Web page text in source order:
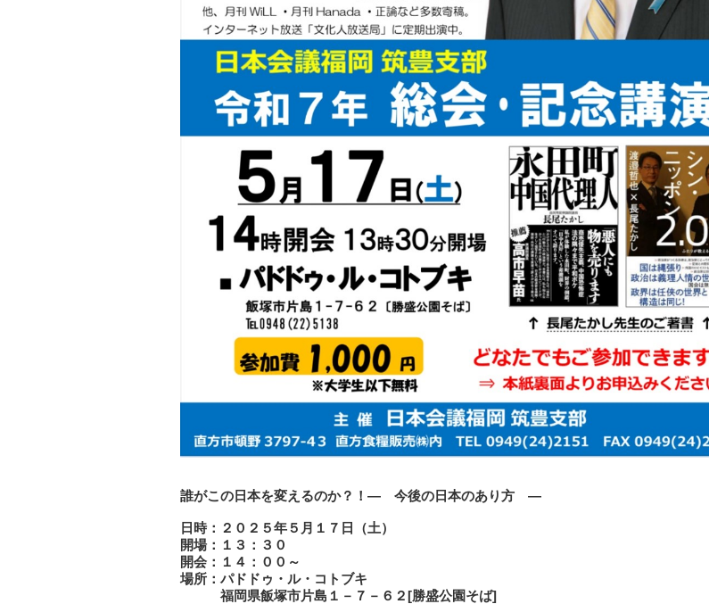
誰がこの日本を変えるのか？！― 今後の日本のあり方 ―
日時：２０２５年５月１７日（土）
開場：１３：３０
開会：１４：００～
場所：パドドゥ・ル・コトブキ
福岡県飯塚市片島１－７－６２[勝盛公園そば]